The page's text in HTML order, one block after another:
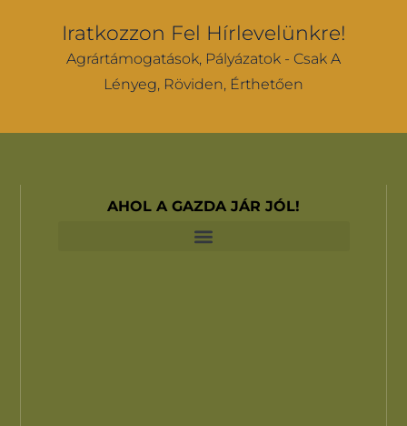
Iratkozzon Fel Hírlevelünkre!
Agrártámogatások, Pályázatok - Csak A
Lényeg, Röviden, Érthetően
AHOL A GAZDA JÁR JÓL!